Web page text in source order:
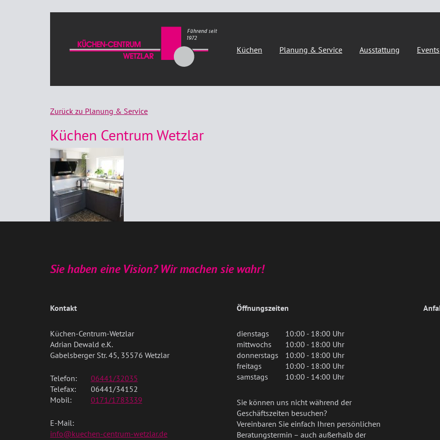
Küchen Planung & Service Ausstattung Events
Zurück zu Planung & Service
Küchen Centrum Wetzlar
Sie haben eine Vision? Wir machen sie wahr!
Kontakt
Küchen-Centrum-Wetzlar
Adrian Dewald e.K.
Gabelsberger Str. 45, 35576 Wetzlar
Telefon:
06441/32035
Telefax:
06441/34152
Mobil:
0171/1783339
E-Mail:
info@kuechen-centrum-wetzlar.de
Öffnungszeiten
dienstags
10:00 - 18:00 Uhr
mittwochs
10:00 - 18:00 Uhr
donnerstags
10:00 - 18:00 Uhr
freitags
10:00 - 18:00 Uhr
samstags
10:00 - 14:00 Uhr
Sie können uns nicht während der
Geschäftszeiten besuchen?
Vereinbaren Sie einfach Ihren persönlichen
Beratungstermin – auch außerhalb der